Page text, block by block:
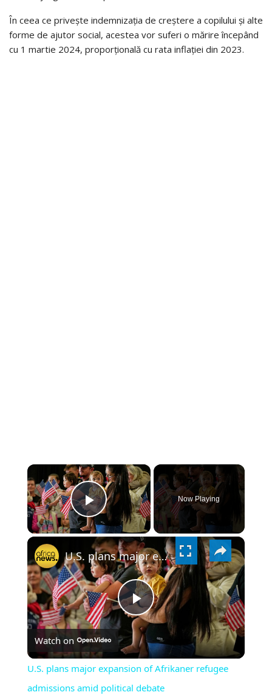
În ceea ce privește indemnizația de creștere a copilului și alte
forme de ajutor social, acestea vor suferi o mărire începând
cu 1 martie 2024, proporțională cu rata inflației din 2023.
×
PLAY
VIDEO
Now Playing
×
PLAY
VIDEO
U.S. plans major expansion of Afrikaner refugee admissions amid political debate
Watch on
U.S. plans major expansion of Afrikaner refugee
admissions amid political debate